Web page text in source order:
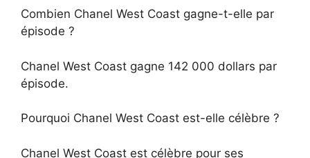
Combien Chanel West Coast gagne-t-elle par
épisode ?
Chanel West Coast gagne 142 000 dollars par
épisode.
Pourquoi Chanel West Coast est-elle célèbre ?
Chanel West Coast est célèbre pour ses